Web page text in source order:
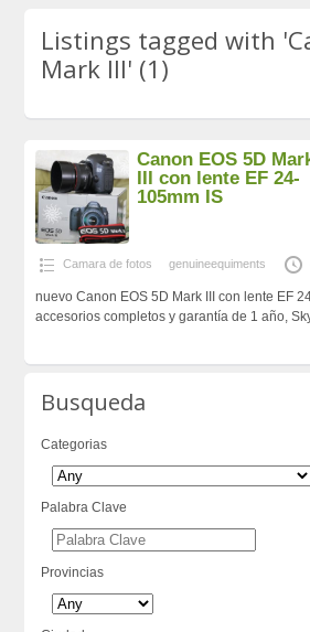
Listings tagged with
Mark III' (1)
Canon EOS 5D
III con lente EF 24-
105mm IS
Camara de fotos genuineequiments
nuevo Canon EOS 5D Mark III con lente EF
accesorios completos y garantía de 1 año,
Busqueda
Categorias
Palabra Clave
Provincias